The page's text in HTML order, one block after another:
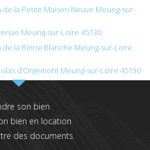
la Petite Maison Neuve Meung-sur-
Meung-sur-Loire 45130
la Reine Blanche Meung-sur-Loire
d’Orgemont Meung-sur-Loire 45130
son bien
bien en location
des documents